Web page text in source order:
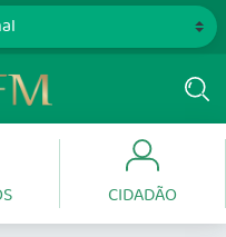
CIDADÃO